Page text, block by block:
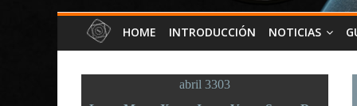
HOME INTRODUCCIÓN NOTICIAS
abril 3303